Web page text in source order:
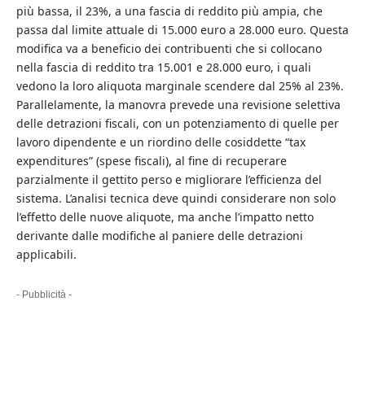
più bassa, il 23%, a una fascia di reddito più ampia, che
passa dal limite attuale di 15.000 euro a 28.000 euro. Questa
modifica va a beneficio dei contribuenti che si collocano
nella fascia di reddito tra 15.001 e 28.000 euro, i quali
vedono la loro aliquota marginale scendere dal 25% al 23%.
Parallelamente, la manovra prevede una revisione selettiva
delle detrazioni fiscali, con un potenziamento di quelle per
lavoro dipendente e un riordino delle cosiddette “tax
expenditures” (spese fiscali), al fine di recuperare
parzialmente il gettito perso e migliorare l’efficienza del
sistema. L’analisi tecnica deve quindi considerare non solo
l’effetto delle nuove aliquote, ma anche l’impatto netto
derivante dalle modifiche al paniere delle detrazioni
applicabili.
- Pubblicità -